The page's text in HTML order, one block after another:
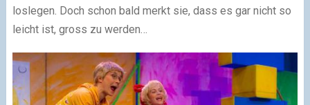
loslegen. Doch schon bald merkt sie, dass es gar nicht so
leicht ist, gross zu werden…